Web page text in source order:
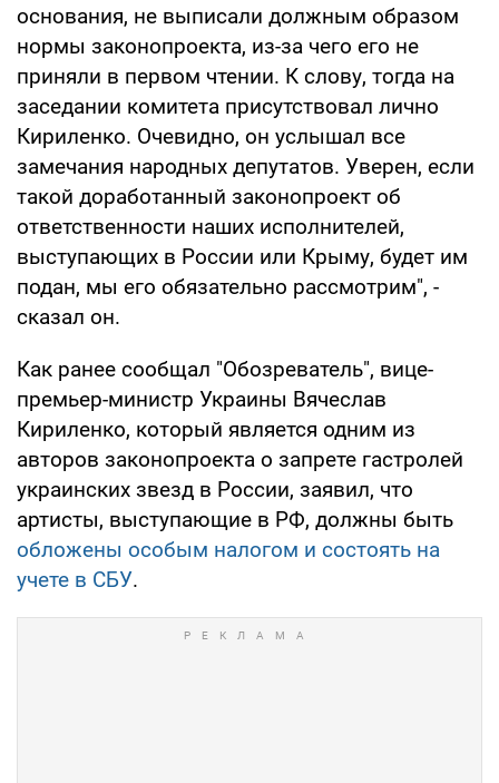
основания, не выписали должным образом
нормы законопроекта, из-за чего его не
приняли в первом чтении. К слову, тогда на
заседании комитета присутствовал лично
Кириленко. Очевидно, он услышал все
замечания народных депутатов. Уверен, если
такой доработанный законопроект об
ответственности наших исполнителей,
выступающих в России или Крыму, будет им
подан, мы его обязательно рассмотрим", -
сказал он.
Как ранее сообщал "Обозреватель", вице-
премьер-министр Украины Вячеслав
Кириленко, который является одним из
авторов законопроекта о запрете гастролей
украинских звезд в России, заявил, что
артисты, выступающие в РФ, должны быть
обложены особым налогом и состоять на
учете в СБУ.